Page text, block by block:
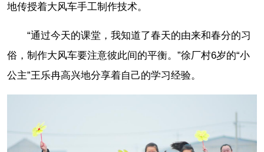
地传授着大风车手工制作技术。
“通过今天的课堂，我知道了春天的由来和春分的习
俗，制作大风车要注意彼此间的平衡。”徐厂村6岁的“小
公主”王乐冉高兴地分享着自己的学习经验。